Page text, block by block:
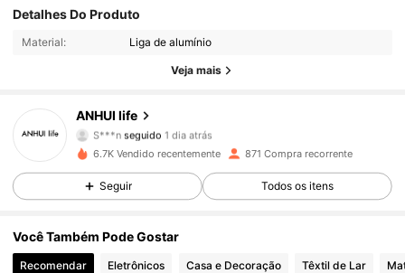
Detalhes Do Produto
Material: Liga de alumínio
Veja mais
ANHUI life
4,83 1.4K Seguidores
S***nseguido 1 dia atrás
4,83
1.4K Seguidores
4,83 1.4K Seguidores
4,83 1.4K Seguidores
6.7K Vendido recentemente 871 Compra recorrente
Seguir Todos os itens
Você Também Pode Gostar
Recomendar Eletrônicos Casa e Decoração Têxtil de Lar